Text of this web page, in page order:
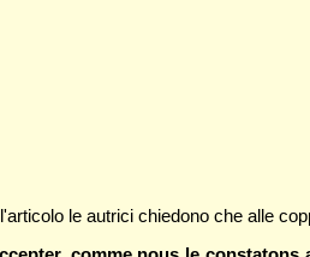
le autrici chiedono che alle